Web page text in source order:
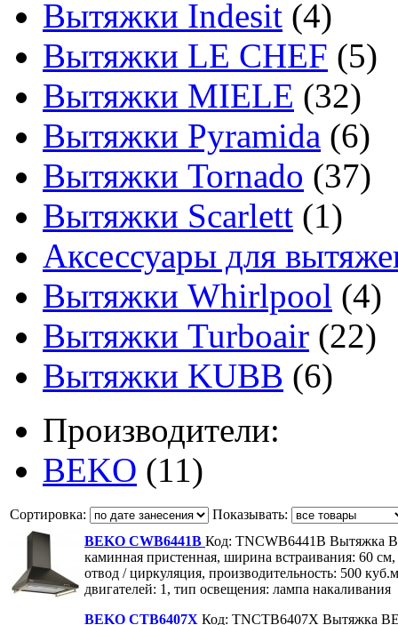
Вытяжки Indesit (4)
Вытяжки LE CHEF (5)
Вытяжки MIELE (32)
Вытяжки Pyramida (6)
Вытяжки Tornado (37)
Вытяжки Scarlett (1)
Аксессуары для
Вытяжки Whirlpool (4)
Вытяжки Turboair (22)
Вытяжки KUBB (6)
Производители:
BEKO (11)
Сортировка:
Показывать:
BEKO CWB6441B Код: TNCWB6441B Вытяжка
каминная пристенная, ширина встраивания: 60
отвод / циркуляция, производительность: 500
двигателей: 1, тип освещения: лампа накаливания
BEKO CTB6407X Код: TNCTB6407X Вытяжка